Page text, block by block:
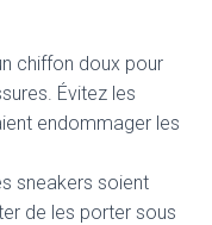
chiffon doux pour
Évitez les
endommager les
sneakers soient
de les porter sous